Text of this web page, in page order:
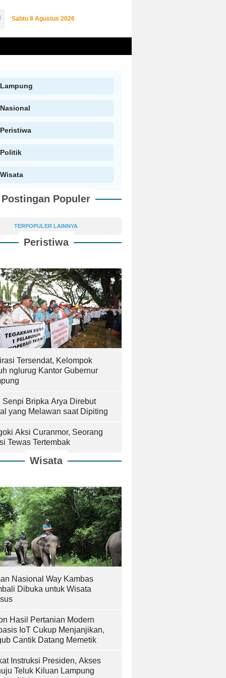
Sabtu 8 Agustus 2026
Lampung
Nasional
Peristiwa
Politik
Wisata
Postingan Populer
TERPOPULER LAINNYA
Peristiwa
Tersendat, Kelompok
nglurug Kantor Gubernur
Senpi Bripka Arya Direbut
yang Melawan saat Dipiting
Aksi Curanmor, Seorang
Tewas Tertembak
Wisata
Nasional Way Kambas
Dibuka untuk Wisata
Hasil Pertanian Modern
IoT Cukup Menjanjikan,
Cantik Datang Memetik
Instruksi Presiden, Akses
Teluk Kiluan Lampung